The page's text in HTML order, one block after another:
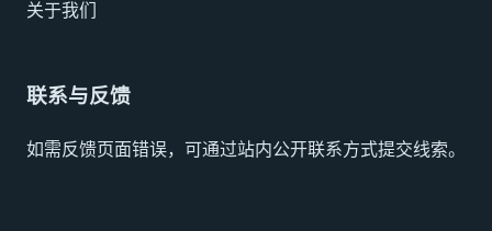
关于我们
联系与反馈
如需反馈页面错误，可通过站内公开联系方式提交线索。